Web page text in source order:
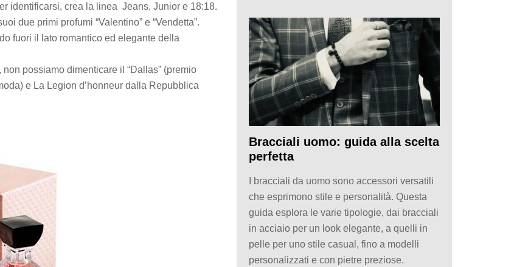
identificarsi, crea la linea Jeans, Junior e 18:18.
due primi profumi “Valentino” e “Vendetta”.
fuori il lato romantico ed elegante della
possiamo dimenticare il “Dallas” (premio
e La Legion d’honneur dalla Repubblica
Bracciali uomo: guida alla scelta
perfetta
I bracciali da uomo sono accessori versatili
che esprimono stile e personalità. Questa
guida esplora le varie tipologie, dai bracciali
in acciaio per un look elegante, a quelli in
pelle per uno stile casual, fino a modelli
personalizzati e con pietre preziose.